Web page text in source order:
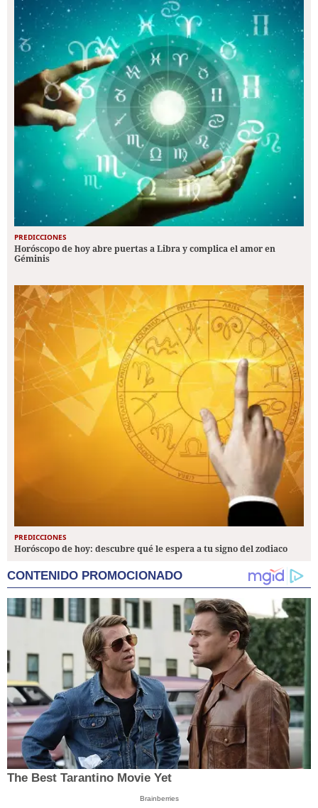
PREDICCIONES
Horóscopo de hoy abre puertas a Libra y complica el amor en
Géminis
PREDICCIONES
Horóscopo de hoy: descubre qué le espera a tu signo del zodiaco
CONTENIDO PROMOCIONADO
The Best Tarantino Movie Yet
Brainberries